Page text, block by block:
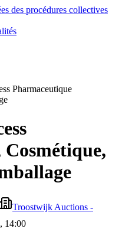
des procédures collectives
Pharmaceutique
Troostwijk Auctions -
14:00